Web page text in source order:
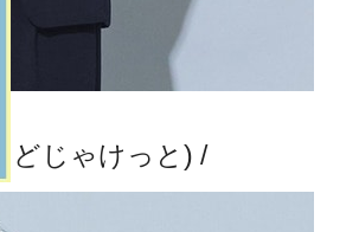
どじゃけっと) /